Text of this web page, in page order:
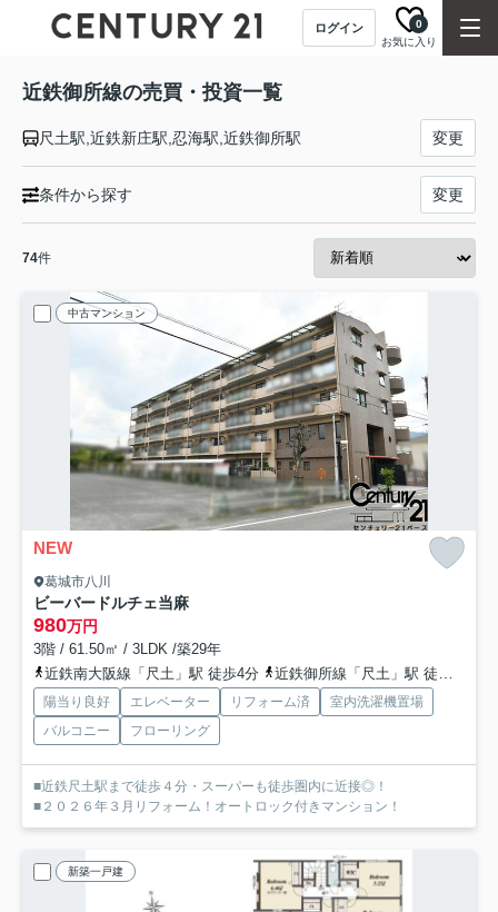
ログイン
お気に入り
0
近鉄御所線の売買・投資一覧
尺土駅,近鉄新庄駅,忍海駅,近鉄御所駅 変更
条件から探す 変更
74件
中古マンション
NEW
葛城市八川
ビーバードルチェ当麻
980万円
3階 / 61.50㎡ / 3LDK /築29年
近鉄南大阪線「尺土」駅 徒歩4分
近鉄御所線「尺土」駅 徒歩4分
陽当り良好 エレベーター リフォーム済
室内洗濯機置場
バルコニー
フローリング
■近鉄尺土駅まで徒歩４分・スーパーも徒歩圏内に近接◎！
■２０２６年３月リフォーム！オートロック付きマンション！
新築一戸建